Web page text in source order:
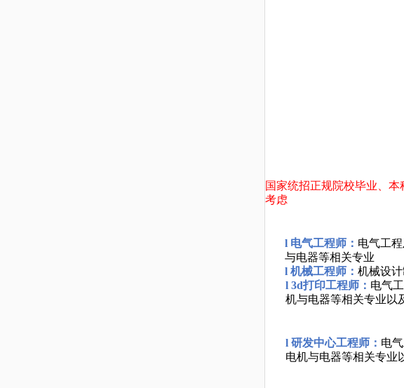
国家统招正规院校毕业、本
考虑
l 电气工程师： 电气工
与电器等相关专业
l 机械工程师： 机械设
l 3d打印工程师： 电气
机与电器等相关专业以
l 研发中心工程师： 电
电机与电器等相关专业